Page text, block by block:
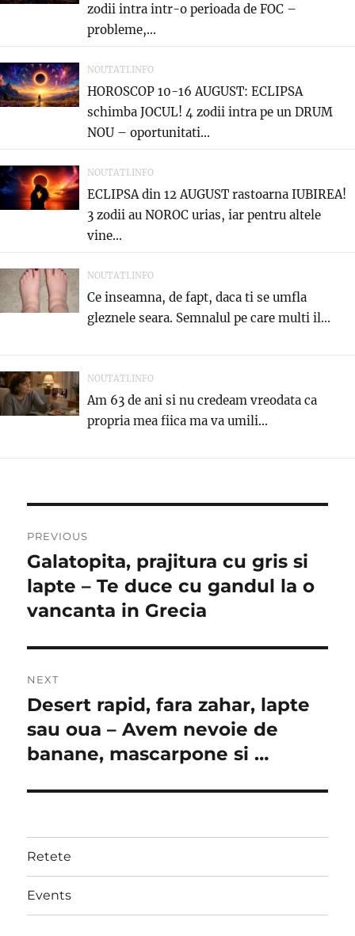
zodii intra intr-o perioada de FOC –
probleme,...
NOUTATI.INFO
HOROSCOP 10-16 AUGUST: ECLIPSA
schimba JOCUL! 4 zodii intra pe un DRUM
NOU – oportunitati...
NOUTATI.INFO
ECLIPSA din 12 AUGUST rastoarna IUBIREA!
3 zodii au NOROC urias, iar pentru altele
vine...
NOUTATI.INFO
Ce inseamna, de fapt, daca ti se umfla
gleznele seara. Semnalul pe care multi il...
NOUTATI.INFO
Am 63 de ani si nu credeam vreodata ca
propria mea fiica ma va umili...
navigation
PREVIOUS
Previous
post:
Galatopita, prajitura cu gris si
lapte – Te duce cu gandul la o
vancanta in Grecia
NEXT
Next
post:
Desert rapid, fara zahar, lapte
sau oua – Avem nevoie de
banane, mascarpone si …
Retete
Events